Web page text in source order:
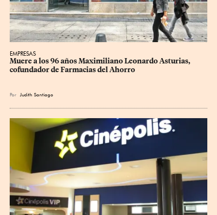
EMPRESAS
Muere a los 96 años Maximiliano Leonardo Asturias,
cofundador de Farmacias del Ahorro
Por Judith Santiago